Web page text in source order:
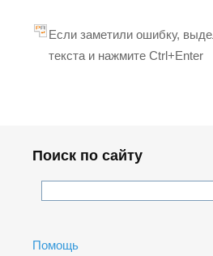
Если заметили ошибку,
текста и нажмите Ctrl+Enter
Поиск по сайту
Помощь